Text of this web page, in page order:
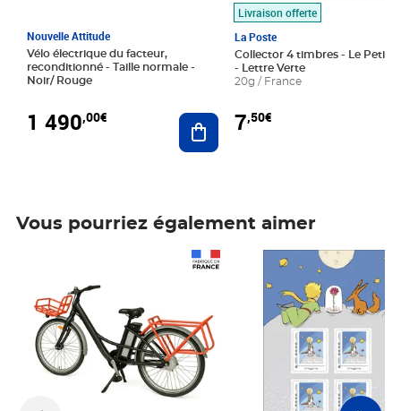
Nouvelle Attitude
Vélo électrique du facteur,
reconditionné - Taille normale -
Noir/ Rouge
1 490,00€ Ajouter au panier
Livraison offerte
La Poste
Collector 4 timbres - Le Petit
- Lettre Verte
20g / France
7,50€
Vous pourriez également aimer
Prix 7,50€